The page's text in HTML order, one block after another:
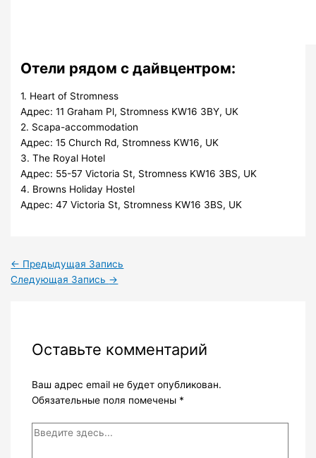
Отели рядом с дайвцентром:
1. Heart of Stromness
Адрес: 11 Graham Pl, Stromness KW16 3BY, UK
2. Scapa-accommodation
Адрес: 15 Church Rd, Stromness KW16, UK
3. The Royal Hotel
Адрес: 55-57 Victoria St, Stromness KW16 3BS, UK
4. Browns Holiday Hostel
Адрес: 47 Victoria St, Stromness KW16 3BS, UK
← Предыдущая Запись
Следующая Запись →
Оставьте комментарий
Ваш адрес email не будет опубликован.
Обязательные поля помечены *
Введите